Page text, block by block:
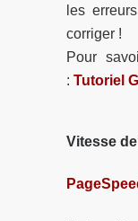
les
corriger !
Pour
: Tutoriel
Vitesse